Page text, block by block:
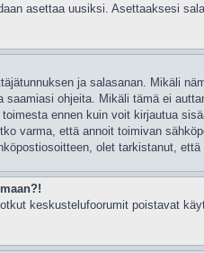
asettaa uusiksi. Asettaaksesi
ja salasanan. Mikäli
saamiasi ohjeita. Mikäli tämä ei
ennen kuin voit kirjautua
varma, että annoit toimivan
olet tarkistanut,
keskustelufoorumit poistavat